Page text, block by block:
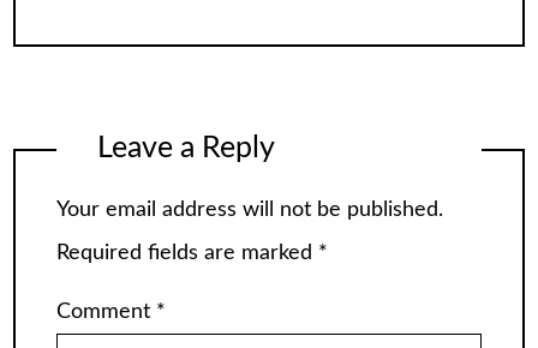
Leave a Reply
Your email address will not be published.
Required fields are marked *
Comment *